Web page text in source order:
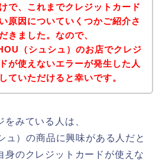
で、これまでクレジットカード
原因についていくつかご紹介さ
きました。なので、
（シュシュ）のお店でクレジ
が使えないエラーが発生した人
ていただけると幸いです。
みている人は、
ュ）の商品に興味がある人だと
身のクレジットカードが使えな